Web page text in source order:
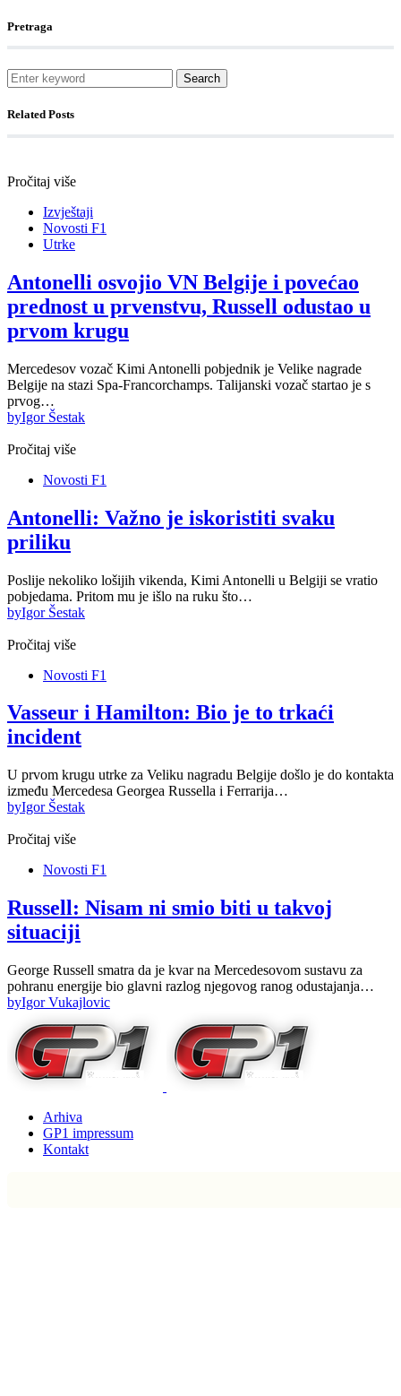
Pretraga
Search
Related Posts
Pročitaj više
Izvještaji
Novosti F1
Utrke
Antonelli osvojio VN Belgije i povećao
prednost u prvenstvu, Russell odustao u
prvom krugu
Mercedesov vozač Kimi Antonelli pobjednik je Velike nagrade
Belgije na stazi Spa-Francorchamps. Talijanski vozač startao je s
prvog…
byIgor Šestak
Pročitaj više
Novosti F1
Antonelli: Važno je iskoristiti svaku
priliku
Poslije nekoliko lošijih vikenda, Kimi Antonelli u Belgiji se vratio
pobjedama. Pritom mu je išlo na ruku što…
byIgor Šestak
Pročitaj više
Novosti F1
Vasseur i Hamilton: Bio je to trkaći
incident
U prvom krugu utrke za Veliku nagradu Belgije došlo je do kontakta
između Mercedesa Georgea Russella i Ferrarija…
byIgor Šestak
Pročitaj više
Novosti F1
Russell: Nisam ni smio biti u takvoj
situaciji
George Russell smatra da je kvar na Mercedesovom sustavu za
pohranu energije bio glavni razlog njegovog ranog odustajanja…
byIgor Vukajlovic
Arhiva
GP1 impressum
Kontakt